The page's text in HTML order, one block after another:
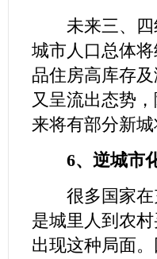
未来三、四
城市人口总体
品住房高库存
又呈流出态势
来将有部分新城
6、逆城市
很多国家在
是城里人到农
出现这种局面